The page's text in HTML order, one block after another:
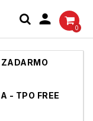

0
- TPO FREE